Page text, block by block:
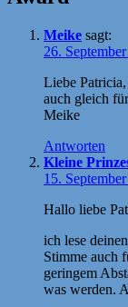
Meike sagt:
26.
Liebe
auch gleich
Meike
Antworten
Kleine
15.
Hallo liebe
ich lese
Stimme auch
geringem
was werden.